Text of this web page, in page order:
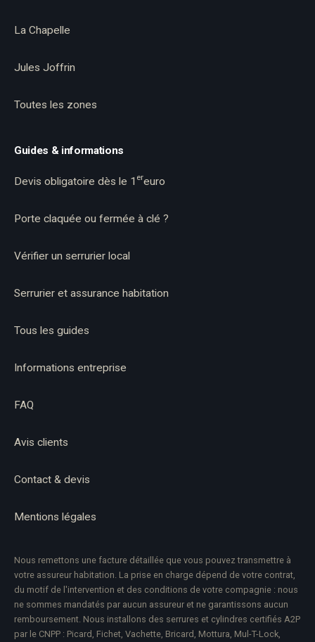
La Chapelle
Jules Joffrin
Toutes les zones
Guides & informations
Devis obligatoire dès le 1 ereuro
Porte claquée ou fermée à clé ?
Vérifier un serrurier local
Serrurier et assurance habitation
Tous les guides
Informations entreprise
FAQ
Avis clients
Contact & devis
Mentions légales
Nous remettons une facture détaillée que vous pouvez transmettre à
votre assureur habitation. La prise en charge dépend de votre contrat,
du motif de l'intervention et des conditions de votre compagnie : nous
ne sommes mandatés par aucun assureur et ne garantissons aucun
remboursement. Nous installons des serrures et cylindres certifiés A2P
par le CNPP : Picard, Fichet, Vachette, Bricard, Mottura, Mul-T-Lock,